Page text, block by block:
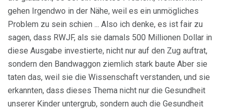
gehen Irgendwo in der Nähe, weil es ein unmögliches
Problem zu sein schien ... Also ich denke, es ist fair zu
sagen, dass RWJF, als sie damals 500 Millionen Dollar in
diese Ausgabe investierte, nicht nur auf den Zug auftrat,
sondern den Bandwaggon ziemlich stark baute Aber sie
taten das, weil sie die Wissenschaft verstanden, und sie
erkannten, dass dieses Thema nicht nur die Gesundheit
unserer Kinder untergrub, sondern auch die Gesundheit